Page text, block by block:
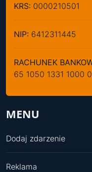
KRS: 0000210501
NIP: 6412311445
RACHUNEK
65 1050 1331 1000
MENU
Dodaj zdarzenie
Reklama